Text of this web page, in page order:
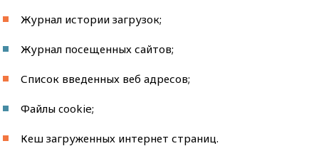
Журнал истории загрузок;
Журнал посещенных сайтов;
Список введенных веб адресов;
Файлы cookie;
Кеш загруженных интернет страниц.